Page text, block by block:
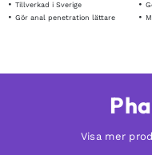
Tillverkad i Sverige
Gör anal penetration lättare
Visa mer